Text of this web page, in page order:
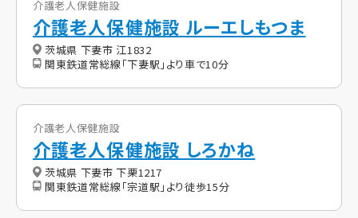
介護老人保健施設
介護老人保健施設 ルーエしもつま
茨城県 下妻市 江1832
関東鉄道常総線「下妻駅」より車で10分
介護老人保健施設
介護老人保健施設 しろかね
茨城県 下妻市 下栗1217
関東鉄道常総線「宗道駅」より徒歩15分